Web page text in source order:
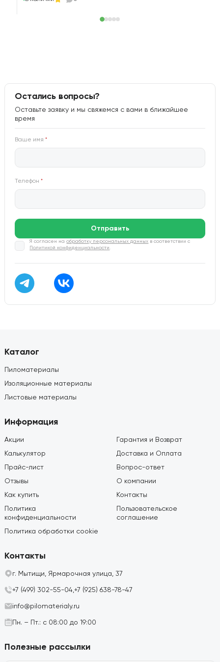
Остались вопросы?
Оставьте заявку и мы свяжемся с вами в ближайшее
время
Ваше имя*
Телефон*
Отправить
Я согласен наобработку персональных данных в соответствии с
Политикой конфиденциальности
Каталог
Пиломатериалы
Изоляционные материалы
Листовые материалы
Информация
Акции
Калькулятор
Прайс-лист
Отзывы
Как купить
Политика
конфиденциальности
Политика обработки cookie
Гарантия и Возврат
Доставка и Оплата
Вопрос-ответ
О компании
Контакты
Пользовательское
соглашение
Контакты
г. Мытищи, Ярмарочная улица, 37
+7 (499) 302-55-04,+7 (925) 638-78-47
info@pilomaterialy.ru
Пн. – Пт.: с 08:00 до 19:00
Полезные рассылки